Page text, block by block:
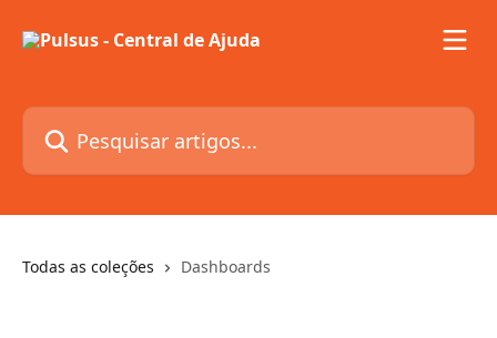
Pesquisar artigos...
Todas as coleções Dashboards